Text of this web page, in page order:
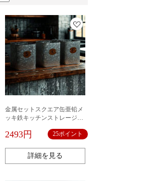
金属セットスクエア缶亜铅メ
ッキ鉄キッチンストレージ缶
缶
2493円 25ポイント
詳細を見る